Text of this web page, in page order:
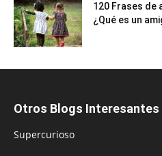
120 Frases de
¿Qué es un
Otros Blogs Interesantes
Supercurioso